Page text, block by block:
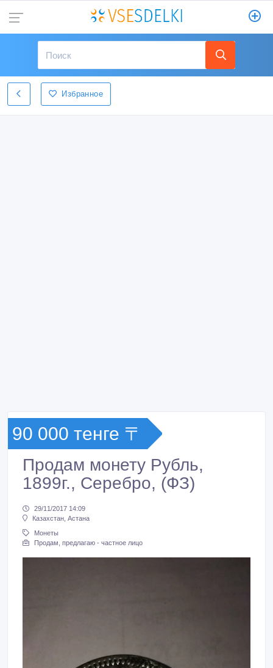
Избранное
90 000 тенге 〒
Продам монету Рубль,
1899г., Серебро, (ФЗ)
29/11/2017 14:09
Казахстан, Астана
Монеты
Продам, предлагаю - частное лицо